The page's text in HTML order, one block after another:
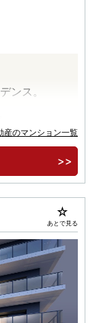
ンス。
契約分ま
産のマンション一覧
あとで見る